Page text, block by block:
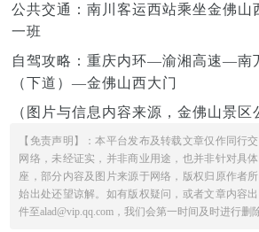
公共交通：南川客运西站乘坐金佛山
一班
自驾攻略：重庆内环—渝湘高速—南
（下道）—金佛山西大门
（图片与信息内容来源，金佛山景区
【免责声明】：本平台发布及转载文章仅作同行
网络，未经证实，并非商业用途，也并非针对具
座，部分内容及图片来源于网络，版权归原作者
始出处还望谅解。如有版权疑问，或者文章内容
件至alad@vip.qq.com，我们会第一时间及时进行删